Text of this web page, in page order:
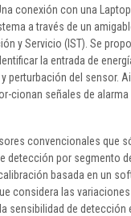
conexión con una
a través de un
y Servicio (IST). Se
la entrada de
perturbación del sensor.
cionan señales de
convencionales que
detección por segmento
basada en un
considera las
sensibilidad de detección